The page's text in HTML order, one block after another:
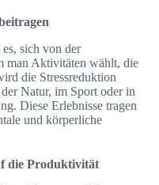
sich von der
man Aktivitäten wählt, die
die Stressreduktion
Natur, im Sport oder in
Diese Erlebnisse tragen
und körperliche
die Produktivität